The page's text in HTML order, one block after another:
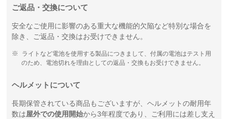
ご返品・交換について
安全なご使用に影響のある重大な機能的欠陥など特別な場合を
除き、ご返品・交換はお受けできません。
ライトなど電池を使用する製品につきまして、付属の電池はテスト用
のため、電池切れを理由としての返品・交換もお受けできません。
ヘルメットについて
長期保管されている商品もございますが、ヘルメットの耐用年
数は屋外での使用開始から3年程度であり、ご利用には差し支え